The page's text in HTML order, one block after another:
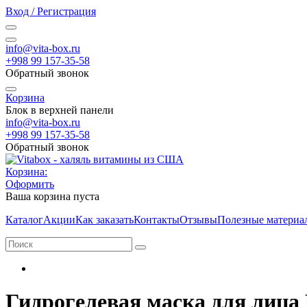
Вход / Регистрация
info@vita-box.ru
+998 99 157-35-58
Обратный звонок
Корзина
Блок в верхней панели
info@vita-box.ru
+998 99 157-35-58
Обратный звонок
Корзина:
Оформить
Ваша корзина пуста
КаталогАкцииКак заказатьКонтактыОтзывыПолезные
Гидрогелевая маска для лица